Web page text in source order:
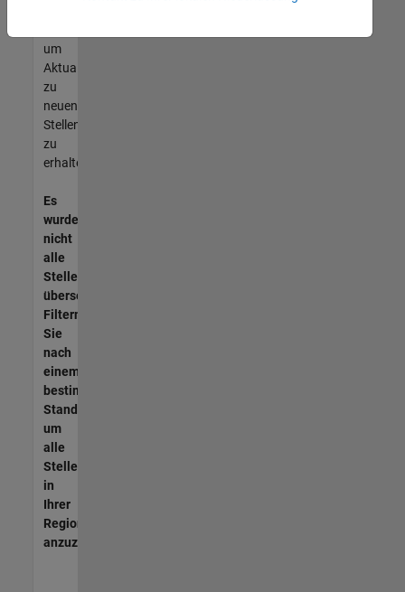
um
Aktualisierungen
zu
neuen
Stellenangeboten
zu
erhalten.
Es
wurden
nicht
alle
Stellen
übersetzt.
Filtern
Sie
nach
einem
bestimmten
Standort,
um
alle
Stellenangebote
in
Ihrer
Region
anzuzeigen.